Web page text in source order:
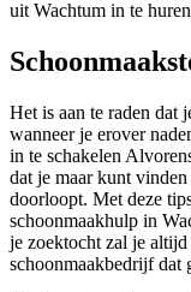
uit Wachtum in te
Het is aan te raden dat
wanneer je erover
in te schakelen
dat je maar kunt
doorloopt. Met deze
schoonmaakhulp in
je zoektocht zal je
schoonmaakbedrijf dat